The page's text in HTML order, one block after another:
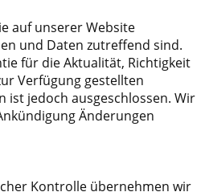
auf unserer Website
und Daten zutreffend sind.
für die Aktualität, Richtigkeit
Verfügung gestellten
ist jedoch ausgeschlossen. Wir
Änderungen
Kontrolle übernehmen wir